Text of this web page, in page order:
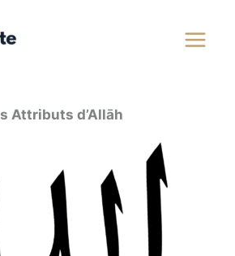
Attributs d’Allāh